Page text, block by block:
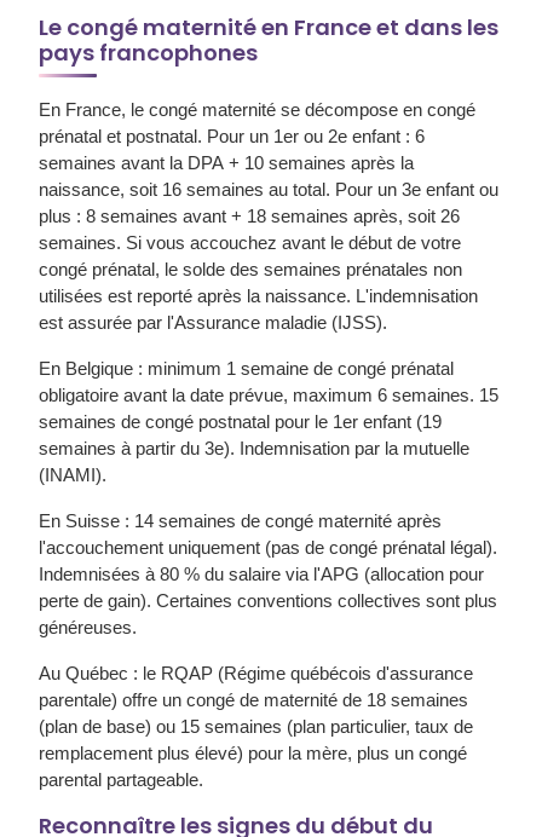
Le congé maternité en France et dans les
pays francophones
En France, le congé maternité se décompose en congé
prénatal et postnatal. Pour un 1er ou 2e enfant : 6
semaines avant la DPA + 10 semaines après la
naissance, soit 16 semaines au total. Pour un 3e enfant ou
plus : 8 semaines avant + 18 semaines après, soit 26
semaines. Si vous accouchez avant le début de votre
congé prénatal, le solde des semaines prénatales non
utilisées est reporté après la naissance. L'indemnisation
est assurée par l'Assurance maladie (IJSS).
En Belgique : minimum 1 semaine de congé prénatal
obligatoire avant la date prévue, maximum 6 semaines. 15
semaines de congé postnatal pour le 1er enfant (19
semaines à partir du 3e). Indemnisation par la mutuelle
(INAMI).
En Suisse : 14 semaines de congé maternité après
l'accouchement uniquement (pas de congé prénatal légal).
Indemnisées à 80 % du salaire via l'APG (allocation pour
perte de gain). Certaines conventions collectives sont plus
généreuses.
Au Québec : le RQAP (Régime québécois d'assurance
parentale) offre un congé de maternité de 18 semaines
(plan de base) ou 15 semaines (plan particulier, taux de
remplacement plus élevé) pour la mère, plus un congé
parental partageable.
Reconnaître les signes du début du